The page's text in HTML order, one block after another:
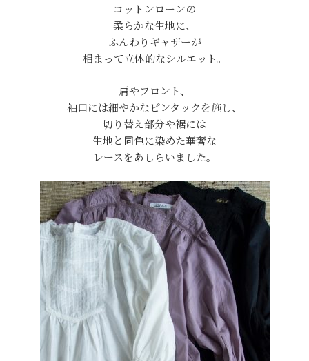
コットンローンの
柔らかな生地に、
ふんわりギャザーが
相まって立体的なシルエット。
肩やフロント、
袖口には細やかなピンタックを施し、
切り替え部分や裾には
生地と同色に染めた華奢な
レースをあしらいました。